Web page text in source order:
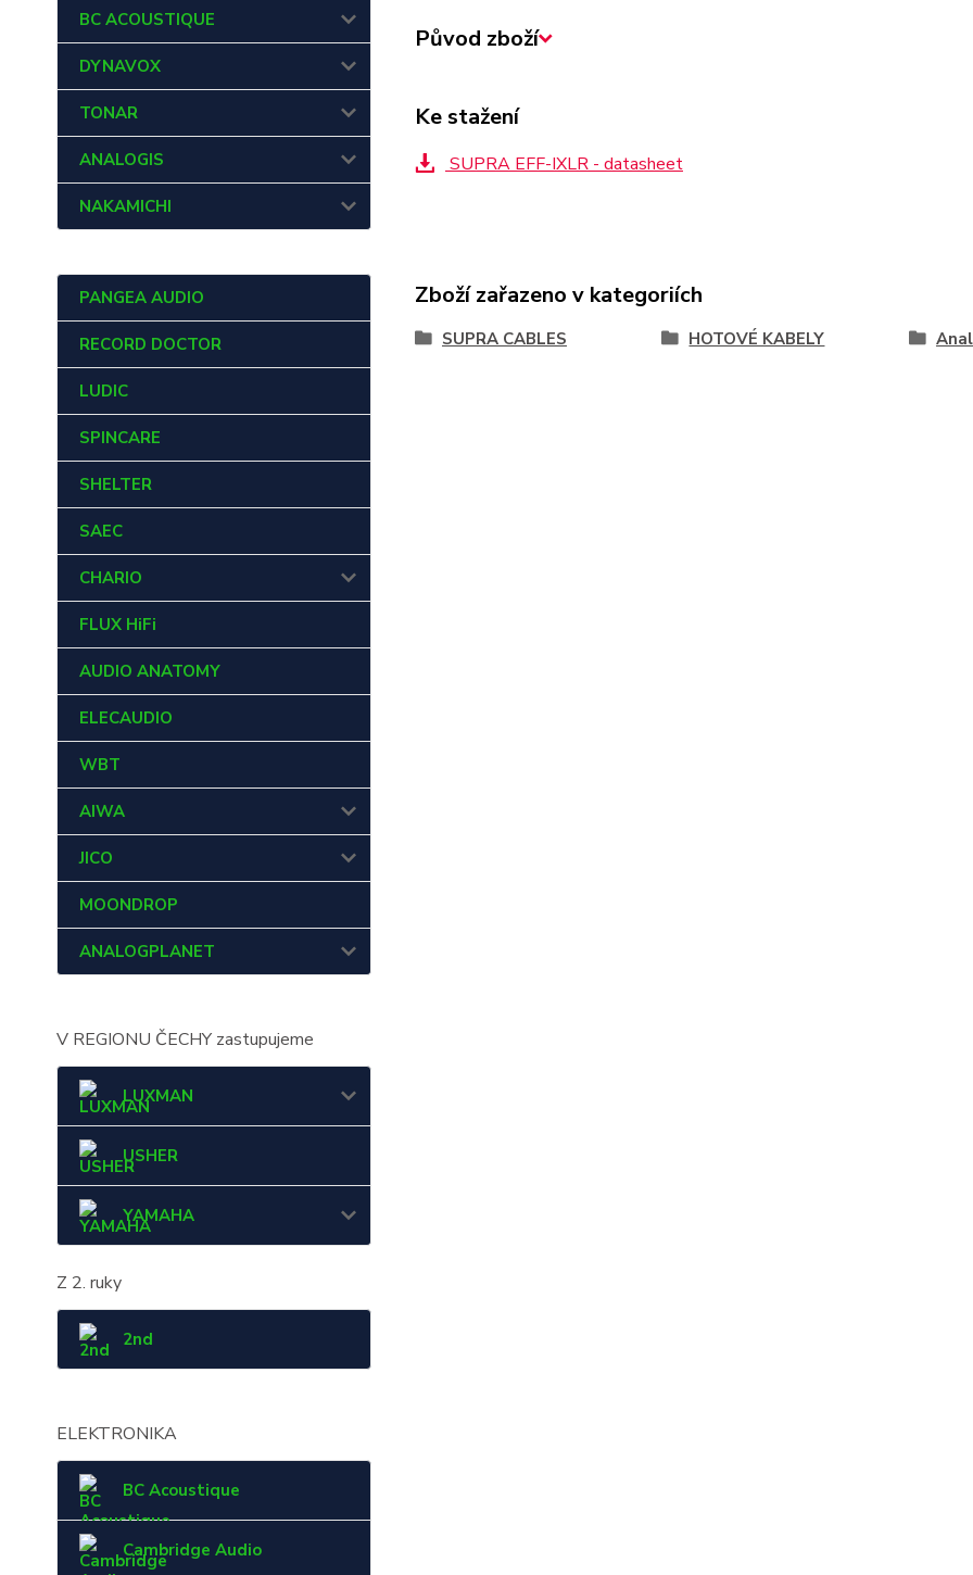
BC ACOUSTIQUE
DYNAVOX
TONAR
ANALOGIS
NAKAMICHI
PANGEA AUDIO
RECORD DOCTOR
LUDIC
SPINCARE
SHELTER
SAEC
CHARIO
FLUX HiFi
AUDIO ANATOMY
ELECAUDIO
WBT
AIWA
JICO
MOONDROP
ANALOGPLANET
V REGIONU ČECHY zastupujeme
LUXMAN
USHER
YAMAHA
Z 2. ruky
2nd
ELEKTRONIKA
BC Acoustique
Cambridge Audio
Původ zboží
Ke stažení
SUPRA EFF-IXLR - datasheet
Zboží zařazeno v kategoriích
SUPRA CABLES HOTOVÉ KABELY